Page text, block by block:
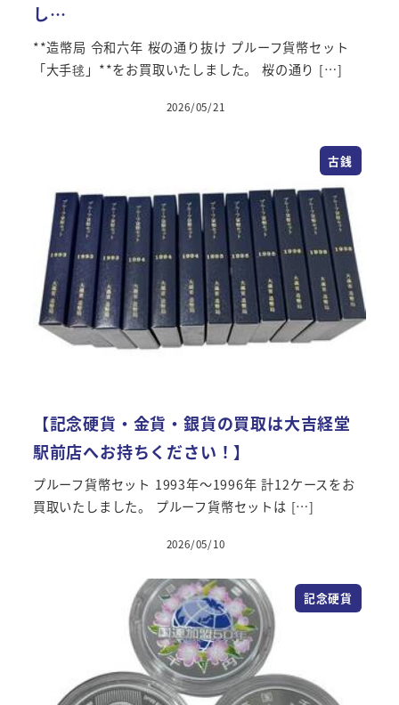
し…
**造幣局 令和六年 桜の通り抜け プルーフ貨幣セット
「大手毬」**をお買取いたしました。 桜の通り […]
2026/05/21
古銭
【記念硬貨・金貨・銀貨の買取は大吉経堂
駅前店へお持ちください！】
プルーフ貨幣セット 1993年～1996年 計12ケースをお
買取いたしました。 プルーフ貨幣セットは […]
2026/05/10
記念硬貨